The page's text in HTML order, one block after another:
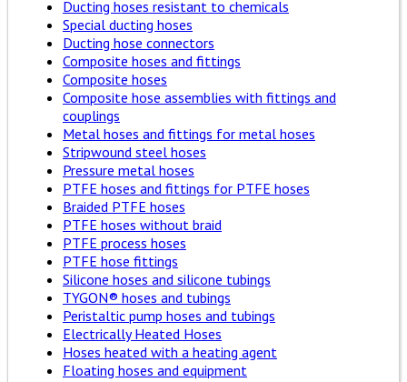
Ducting hoses resistant to chemicals
Special ducting hoses
Ducting hose connectors
Composite hoses and fittings
Composite hoses
Composite hose assemblies with fittings and
couplings
Metal hoses and fittings for metal hoses
Stripwound steel hoses
Pressure metal hoses
PTFE hoses and fittings for PTFE hoses
Braided PTFE hoses
PTFE hoses without braid
PTFE process hoses
PTFE hose fittings
Silicone hoses and silicone tubings
TYGON® hoses and tubings
Peristaltic pump hoses and tubings
Electrically Heated Hoses
Hoses heated with a heating agent
Floating hoses and equipment